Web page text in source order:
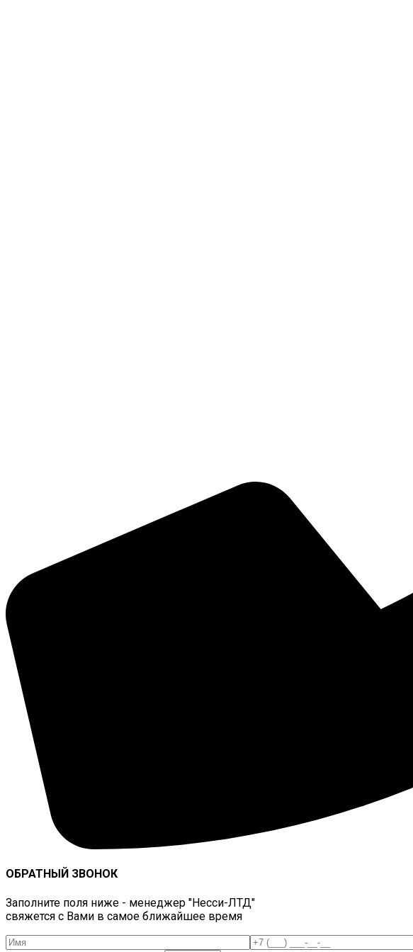
ОБРАТНЫЙ ЗВОНОК
Заполните поля ниже - менеджер "Несси-ЛТД"
свяжется с Вами в самое ближайшее время